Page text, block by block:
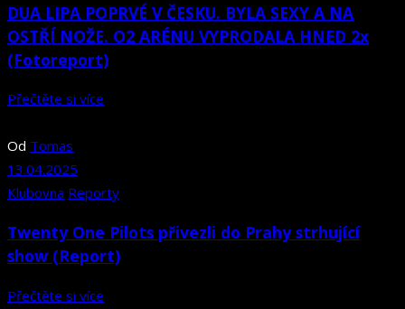
DUA LIPA POPRVÉ V ČESKU. BYLA SEXY A NA
OSTŘÍ NOŽE. O2 ARÉNU VYPRODALA HNED 2x
(Fotoreport)
Přečtěte si více
Od Tomas
13.04.2025
Klubovna Reporty
Twenty One Pilots přivezli do Prahy strhující
show (Report)
Přečtěte si více